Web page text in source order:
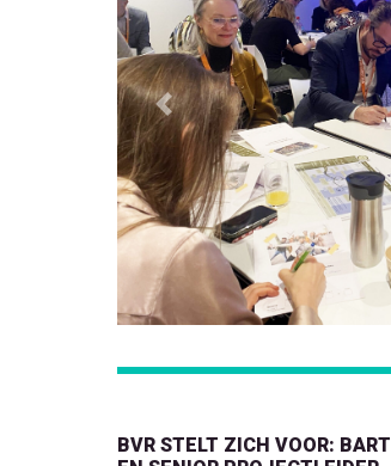
Previous
BVR STELT ZICH VOOR: